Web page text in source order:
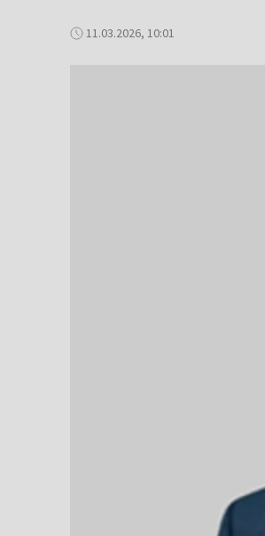
11.03.2026, 10:01